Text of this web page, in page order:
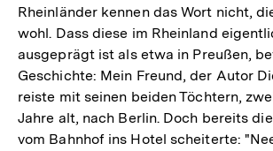
Rheinländer kennen das Wort nicht,
wohl. Dass diese im Rheinland
ausgeprägt ist als etwa in Preußen,
Geschichte: Mein Freund, der Autor
reiste mit seinen beiden Töchtern,
Jahre alt, nach Berlin. Doch bereits
vom Bahnhof ins Hotel scheiterte: